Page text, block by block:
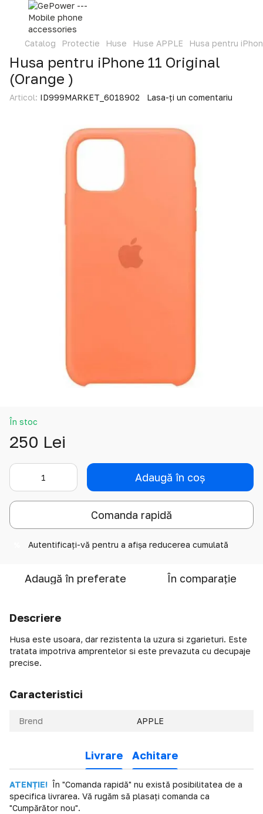
Catalog Protectie Huse Huse APPLE Husa pentru
Husa pentru iPhone 11 Original
(Orange )
Articol: ID999MARKET_6018902 Lasa-ți un comentariu
În stoc
250 Lei
Adaugă în coș
Comanda rapidă
Autentificați-vă pentru a afișa reducerea cumulată
Adaugă în preferate În comparație
Descriere
Husa este usoara, dar rezistenta la uzura si zgarieturi. Este
tratata impotriva amprentelor si este prevazuta cu decupaje
precise.
Caracteristici
Brend APPLE
Livrare Achitare
ATENȚIE! În "Comanda rapidă" nu există posibilitatea de a
specifica livrarea. Vă rugăm să plasați comanda ca
"Cumpărător nou".